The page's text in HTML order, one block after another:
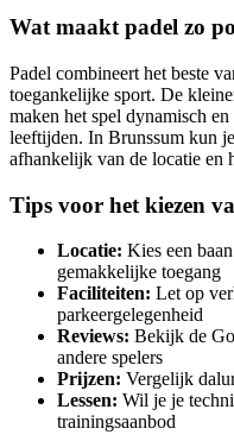
Wat maakt padel zo
Padel combineert het beste
toegankelijke sport. De
maken het spel dynamisch
leeftijden. In Brunssum kun
afhankelijk van de locatie en
Tips voor het kiezen
Locatie: Kies een
gemakkelijke toegang
Faciliteiten: Let op
parkeergelegenheid
Reviews: Bekijk de
andere spelers
Prijzen: Vergelijk
Lessen: Wil je je
trainingsaanbod